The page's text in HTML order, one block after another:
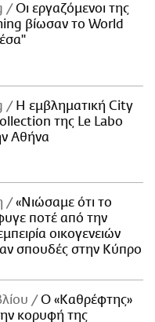
Οι εργαζόμενοι της
βίωσαν το World
Η εμβληματική City
της Le Labo
Αθήνα
«Νιώσαμε ότι το
ποτέ από την
οικογενειών
σπουδές στην Κύπρο
Ο «Καθρέφτης»
κορυφή της